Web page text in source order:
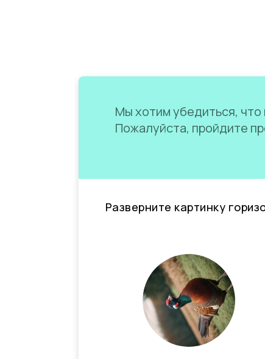
Мы хотим убедиться,
Пожалуйста, пройдите
Разверните картинку